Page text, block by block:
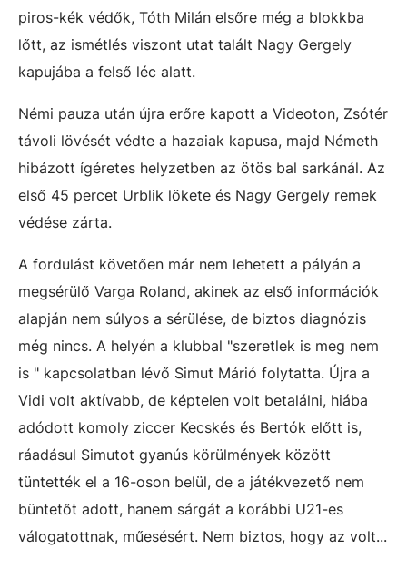
piros-kék védők, Tóth Milán elsőre még a blokkba
lőtt, az ismétlés viszont utat talált Nagy Gergely
kapujába a felső léc alatt.
Némi pauza után újra erőre kapott a Videoton, Zsótér
távoli lövését védte a hazaiak kapusa, majd Németh
hibázott ígéretes helyzetben az ötös bal sarkánál. Az
első 45 percet Urblik lökete és Nagy Gergely remek
védése zárta.
A fordulást követően már nem lehetett a pályán a
megsérülő Varga Roland, akinek az első információk
alapján nem súlyos a sérülése, de biztos diagnózis
még nincs. A helyén a klubbal "szeretlek is meg nem
is " kapcsolatban lévő Simut Márió folytatta. Újra a
Vidi volt aktívabb, de képtelen volt betalálni, hiába
adódott komoly ziccer Kecskés és Bertók előtt is,
ráadásul Simutot gyanús körülmények között
tüntették el a 16-oson belül, de a játékvezető nem
büntetőt adott, hanem sárgát a korábbi U21-es
válogatottnak, műesésért. Nem biztos, hogy az volt...